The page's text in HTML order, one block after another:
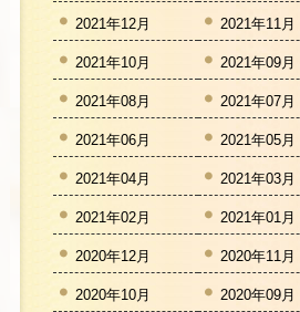
2021年12月 2021年11月
2021年10月 2021年09月
2021年08月 2021年07月
2021年06月 2021年05月
2021年04月 2021年03月
2021年02月 2021年01月
2020年12月 2020年11月
2020年10月 2020年09月